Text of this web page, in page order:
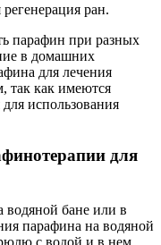
ран.
парафин при разных
в домашних
для лечения
так как имеются
использования
для
водяной бане или в
парафина на водяной
с водой и в нем